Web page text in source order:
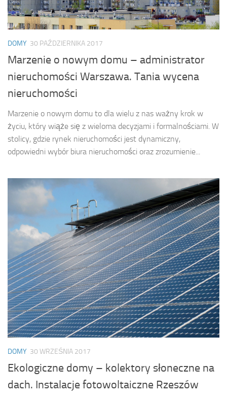
DOMY 30 PAŹDZIERNIKA 2017
Marzenie o nowym domu – administrator
nieruchomości Warszawa. Tania wycena
nieruchomości
Marzenie o nowym domu to dla wielu z nas ważny krok w
życiu, który wiąże się z wieloma decyzjami i formalnościami. W
stolicy, gdzie rynek nieruchomości jest dynamiczny,
odpowiedni wybór biura nieruchomości oraz zrozumienie...
DOMY 30 WRZEŚNIA 2017
Ekologiczne domy – kolektory słoneczne na
dach. Instalacje fotowoltaiczne Rzeszów